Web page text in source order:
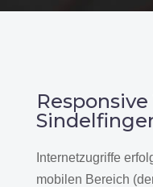
Internetzugriffe
mobilen Bereich